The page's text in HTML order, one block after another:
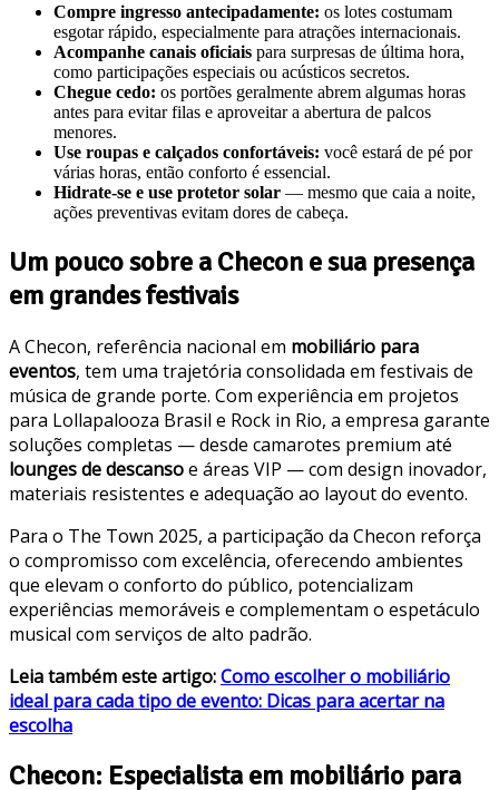
Compre ingresso antecipadamente: os lotes costumam
esgotar rápido, especialmente para atrações internacionais.
Acompanhe canais oficiais para surpresas de última hora,
como participações especiais ou acústicos secretos.
Chegue cedo: os portões geralmente abrem algumas horas
antes para evitar filas e aproveitar a abertura de palcos
menores.
Use roupas e calçados confortáveis: você estará de pé por
várias horas, então conforto é essencial.
Hidrate-se e use protetor solar — mesmo que caia a noite,
ações preventivas evitam dores de cabeça.
Um pouco sobre a Checon e sua presença
em grandes festivais
A Checon, referência nacional em mobiliário para
eventos, tem uma trajetória consolidada em festivais de
música de grande porte. Com experiência em projetos
para Lollapalooza Brasil e Rock in Rio, a empresa garante
soluções completas — desde camarotes premium até
lounges de descansoe áreas VIP — com design inovador,
materiais resistentes e adequação ao layout do evento.
Para o The Town 2025, a participação da Checon reforça
o compromisso com excelência, oferecendo ambientes
que elevam o conforto do público, potencializam
experiências memoráveis e complementam o espetáculo
musical com serviços de alto padrão.
Leia também este artigo:Como escolher o mobiliário
ideal para cada tipo de evento: Dicas para acertar na
escolha
Checon: Especialista em mobiliário para